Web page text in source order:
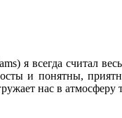
я всегда считал
и понятны,
нас в атмосферу